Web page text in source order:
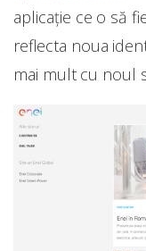
aplicație ce o să
reflecta noua
mai mult cu noul